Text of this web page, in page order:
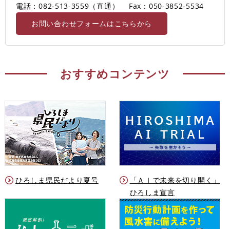
電話：082-513-3559（直通）
Fax：050-3852-5534
お問い合わせフォームはこちらから
おすすめコンテンツ
ひろしま県民だより夏号
「ＡＩで未来を切り開く」
ひろしま宣言